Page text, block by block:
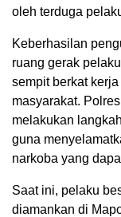
oleh terduga
Keberhasilan
ruang gerak
sempit berkat
masyarakat.
melakukan
guna
narkoba yang
Saat ini, pelaku
diamankan di